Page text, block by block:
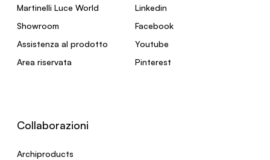
Martinelli Luce World
Showroom
Assistenza al prodotto
Area riservata
Linkedin
Facebook
Youtube
Pinterest
Collaborazioni
Archiproducts